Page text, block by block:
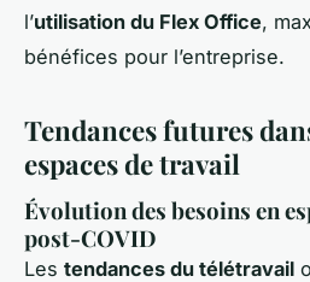
l’utilisation du Flex Office,
bénéfices pour l’entreprise.
Tendances futures
espaces de travail
Évolution des besoins en
post-COVID
Les tendances du télétravail